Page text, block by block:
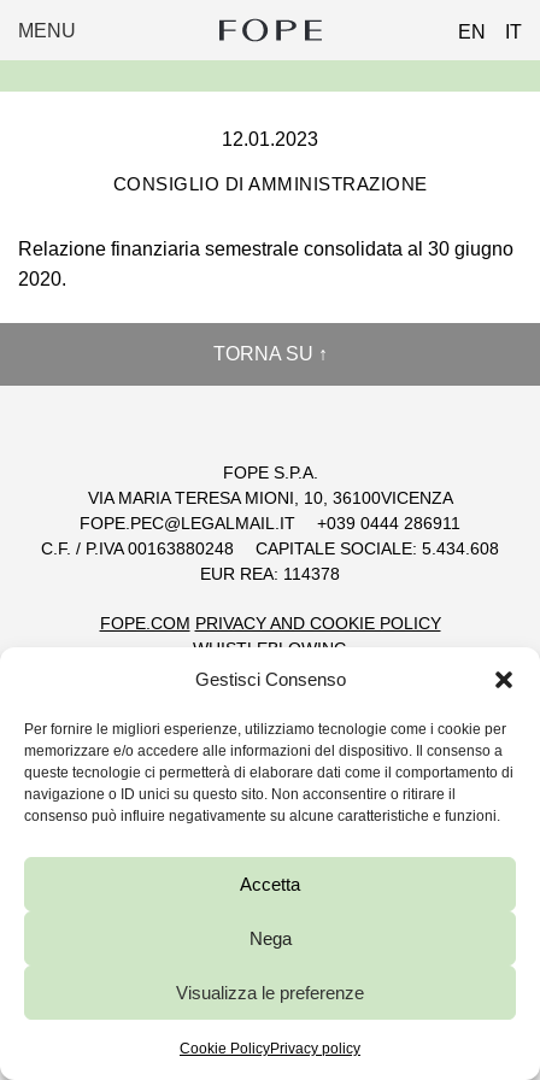
Gestisci Consenso
Per fornire le migliori esperienze, utilizziamo tecnologie come i cookie per
memorizzare e/o accedere alle informazioni del dispositivo. Il consenso a
queste tecnologie ci permetterà di elaborare dati come il comportamento di
navigazione o ID unici su questo sito. Non acconsentire o ritirare il
consenso può influire negativamente su alcune caratteristiche e funzioni.
Accetta
Nega
Visualizza le preferenze
Cookie PolicyPrivacy policy
MENU
FOPE
GROUP
EN IT
12.01.2023
CONSIGLIO DI AMMINISTRAZIONE
Relazione finanziaria semestrale consolidata al 30 giugno
2020.
TORNA SU ↑
FOPE S.P.A.
VIA MARIA TERESA MIONI, 10, 36100VICENZA
FOPE.PEC@LEGALMAIL.IT
+039 0444 286911
C.F. / P.IVA 00163880248
CAPITALE SOCIALE: 5.434.608
EUR REA: 114378
FOPE.COM PRIVACY AND COOKIE POLICY
WHISTLEBLOWING